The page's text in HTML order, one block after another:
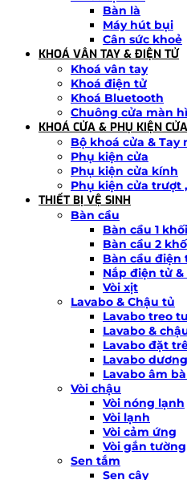
Bàn là
Máy hút bụi
Cân sức khoẻ
KHOÁ VÂN TAY & ĐIỆN TỬ
Khoá vân tay
Khoá điện tử
Khoá Bluetooth
Chuông cửa màn
KHOÁ CỬA & PHỤ KIỆN CỬA
Bộ khoá cửa & Tay
Phụ kiện cửa
Phụ kiện cửa kính
Phụ kiện cửa trượt
THIẾT BỊ VỆ SINH
Bàn cầu
Bàn cầu 1 khối
Bàn cầu 2
Bàn cầu điện
Nắp điện tử
Vòi xịt
Lavabo & Chậu tủ
Lavabo treo
Lavabo &
Lavabo đặt
Lavabo
Lavabo âm
Vòi chậu
Vòi nóng lạnh
Vòi lạnh
Vòi cảm ứng
Vòi gắn tường
Sen tắm
Sen cây